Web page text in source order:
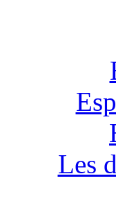
Les